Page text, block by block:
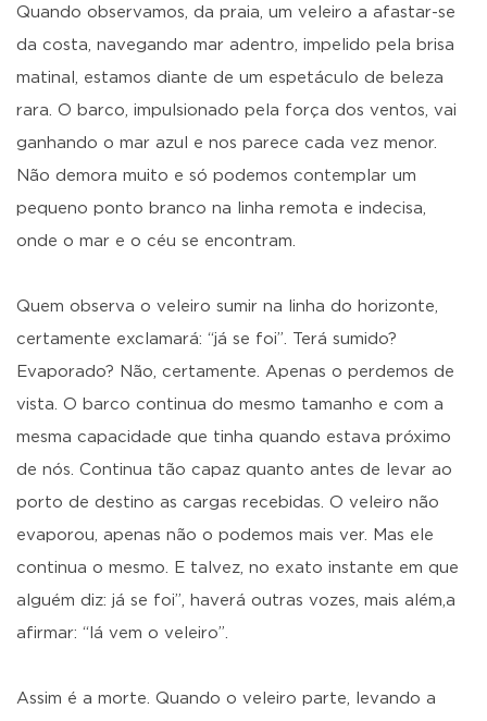
Quando observamos, da praia, um veleiro a afastar-se
da costa, navegando mar adentro, impelido pela brisa
matinal, estamos diante de um espetáculo de beleza
rara. O barco, impulsionado pela força dos ventos, vai
ganhando o mar azul e nos parece cada vez menor.
Não demora muito e só podemos contemplar um
pequeno ponto branco na linha remota e indecisa,
onde o mar e o céu se encontram.
Quem observa o veleiro sumir na linha do horizonte,
certamente exclamará: “já se foi”. Terá sumido?
Evaporado? Não, certamente. Apenas o perdemos de
vista. O barco continua do mesmo tamanho e com a
mesma capacidade que tinha quando estava próximo
de nós. Continua tão capaz quanto antes de levar ao
porto de destino as cargas recebidas. O veleiro não
evaporou, apenas não o podemos mais ver. Mas ele
continua o mesmo. E talvez, no exato instante em que
alguém diz: já se foi”, haverá outras vozes, mais além,a
afirmar: “lá vem o veleiro”.
Assim é a morte. Quando o veleiro parte, levando a